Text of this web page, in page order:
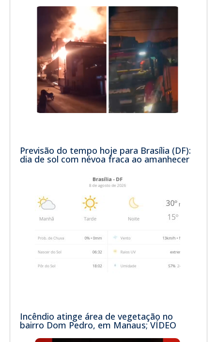
Previsão do tempo hoje para Brasília (DF):
dia de sol com névoa fraca ao amanhecer
Incêndio atinge área de vegetação no
bairro Dom Pedro, em Manaus; VÍDEO